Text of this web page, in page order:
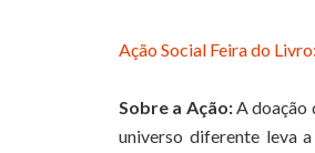
Ação Social Feira do
Sobre a Ação:A doação
universo diferente leva